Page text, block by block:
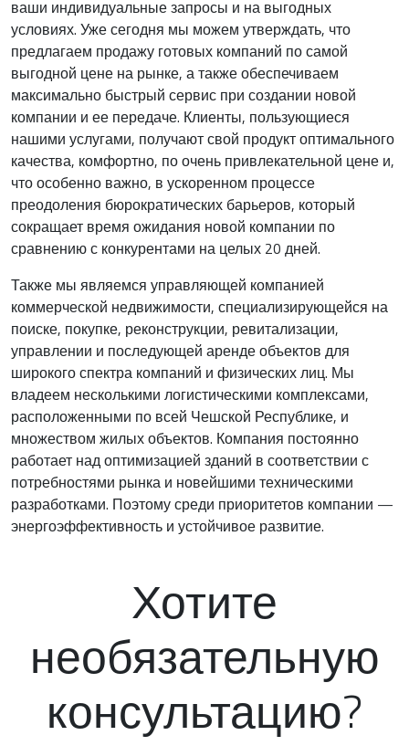
ваши индивидуальные запросы и на выгодных
условиях. Уже сегодня мы можем утверждать, что
предлагаем продажу готовых компаний по самой
выгодной цене на рынке, а также обеспечиваем
максимально быстрый сервис при создании новой
компании и ее передаче. Клиенты, пользующиеся
нашими услугами, получают свой продукт оптимального
качества, комфортно, по очень привлекательной цене и,
что особенно важно, в ускоренном процессе
преодоления бюрократических барьеров, который
сокращает время ожидания новой компании по
сравнению с конкурентами на целых 20 дней.
Также мы являемся управляющей компанией
коммерческой недвижимости, специализирующейся на
поиске, покупке, реконструкции, ревитализации,
управлении и последующей аренде объектов для
широкого спектра компаний и физических лиц. Мы
владеем несколькими логистическими комплексами,
расположенными по всей Чешской Республике, и
множеством жилых объектов. Компания постоянно
работает над оптимизацией зданий в соответствии с
потребностями рынка и новейшими техническими
разработками. Поэтому среди приоритетов компании —
энергоэффективность и устойчивое развитие.
Хотите
необязательную
консультацию?